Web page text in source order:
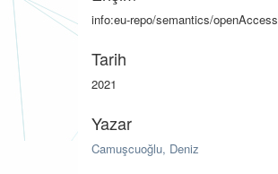
info:eu-repo/semantics/openAccess
Tarih
2021
Yazar
Camuşcuoğlu, Deniz